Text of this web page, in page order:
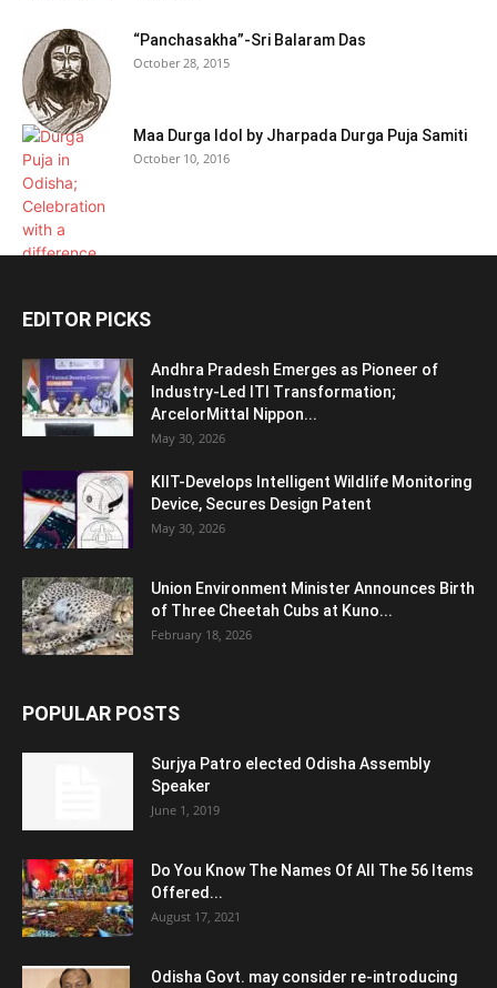
“Panchasakha”-Sri Balaram Das
October 28, 2015
Maa Durga Idol by Jharpada Durga Puja Samiti
October 10, 2016
EDITOR PICKS
Andhra Pradesh Emerges as Pioneer of
Industry-Led ITI Transformation;
ArcelorMittal Nippon...
May 30, 2026
KIIT-Develops Intelligent Wildlife Monitoring
Device, Secures Design Patent
May 30, 2026
Union Environment Minister Announces Birth
of Three Cheetah Cubs at Kuno...
February 18, 2026
POPULAR POSTS
Surjya Patro elected Odisha Assembly
Speaker
June 1, 2019
Do You Know The Names Of All The 56 Items
Offered...
August 17, 2021
Odisha Govt. may consider re-introducing